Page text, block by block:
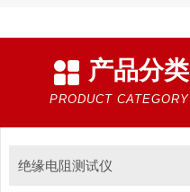
产品分类
PRODUCT CATEGORY
绝缘电阻测试仪